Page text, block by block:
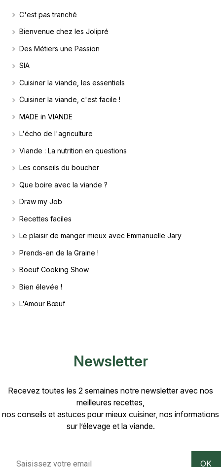
C'est pas tranché
Bienvenue chez les Jolipré
Des Métiers une Passion
SIA
Cuisiner la viande, les essentiels
Cuisiner la viande, c'est facile !
MADE in VIANDE
L'écho de l'agriculture
Viande : La nutrition en questions
Les conseils du boucher
Que boire avec la viande ?
Draw my Job
Recettes faciles
Le plaisir de manger mieux avec Emmanuelle Jary
Prends-en de la Graine !
Boeuf Cooking Show
Bien élevée !
L'Amour Bœuf
Newsletter
Recevez toutes les 2 semaines notre newsletter avec nos
meilleures recettes,
nos conseils et astuces pour mieux cuisiner, nos informations
sur l’élevage et la viande.